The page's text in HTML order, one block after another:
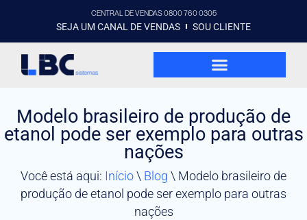
CENTRAL DE VENDAS 0800 760 0305
SEJA UM CANAL DE VENDAS SOU CLIENTE
Modelo brasileiro de produção de
etanol pode ser exemplo para outras
nações
Você está aqui: Início\ Blog \ Modelo brasileiro de
produção de etanol pode ser exemplo para outras
nações